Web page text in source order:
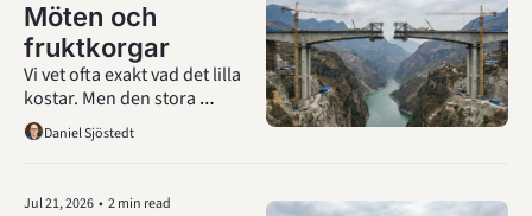
Möten och
fruktkorgar
Vi vet ofta exakt vad det lilla
kostar. Men den stora
kostnaden i kalendern har
Daniel Sjöstedt
Jul 21, 2026 • 2 min read